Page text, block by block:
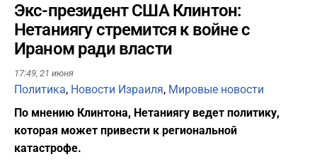
Экс-президент США Клинтон:
Нетаниягу стремится к войне с
Ираном ради власти
17:49, 21 июня
Политика, Новости Израиля, Мировые новости
По мнению Клинтона, Нетаниягу ведет политику,
которая может привести к региональной
катастрофе.